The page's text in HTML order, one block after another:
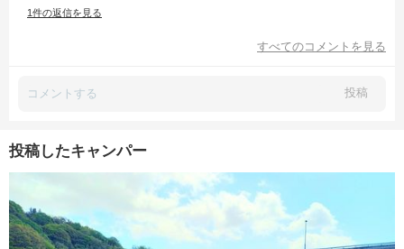
1件の返信を見る
すべてのコメントを見る
投稿
投稿したキャンパー